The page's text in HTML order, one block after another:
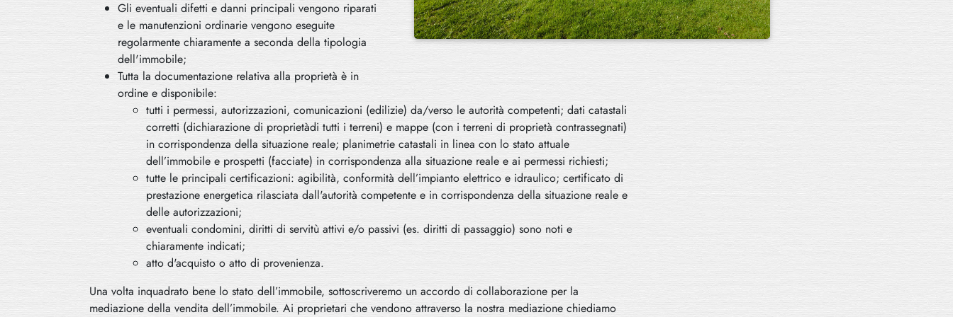
Gli eventuali difetti e danni principali vengono riparati
e le manutenzioni ordinarie vengono eseguite
regolarmente chiaramente a seconda della tipologia
dell'immobile;
Tutta la documentazione relativa alla proprietà è in
ordine e disponibile:
tutti i permessi, autorizzazioni, comunicazioni (edilizie) da/verso le autorità competenti; dati catastali
corretti (dichiarazione di proprietàdi tutti i terreni) e mappe (con i terreni di proprietà contrassegnati)
in corrispondenza della situazione reale; planimetrie catastali in linea con lo stato attuale
dell’immobile e prospetti (facciate) in corrispondenza alla situazione reale e ai permessi richiesti;
tutte le principali certificazioni: agibilità, conformità dell’impianto elettrico e idraulico; certificato di
prestazione energetica rilasciata dall'autorità competente e in corrispondenza della situazione reale e
delle autorizzazioni;
eventuali condomini, diritti di servitù attivi e/o passivi (es. diritti di passaggio) sono noti e
chiaramente indicati;
atto d'acquisto o atto di provenienza.
Una volta inquadrato bene lo stato dell’immobile, sottoscriveremo un accordo di collaborazione per la
mediazione della vendita dell’immobile. Ai proprietari che vendono attraverso la nostra mediazione chiediamo